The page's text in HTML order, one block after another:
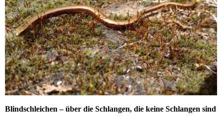
Blindschleichen – über die Schlangen, die keine Schlangen sind